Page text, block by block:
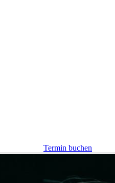
Termin buchen